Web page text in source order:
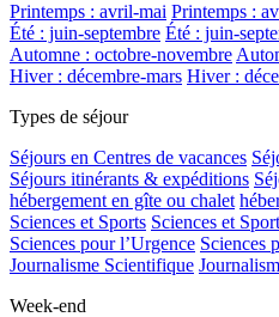
Printemps : avril-mai Printemps :
Été : juin-septembre Été : juin-
Automne : octobre-novembre
Hiver : décembre-mars Hiver :
Types de séjour
Séjours en Centres de vacances
Séjours itinérants & expéditions
hébergement en gîte ou chalet
Sciences et Sports Sciences et
Sciences pour l’Urgence Sciences
Journalisme Scientifique
Week-end